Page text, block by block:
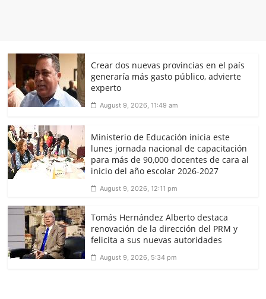
Crear dos nuevas provincias en el país
generaría más gasto público, advierte
experto
August 9, 2026, 11:49 am
Ministerio de Educación inicia este
lunes jornada nacional de capacitación
para más de 90,000 docentes de cara al
inicio del año escolar 2026-2027
August 9, 2026, 12:11 pm
Tomás Hernández Alberto destaca
renovación de la dirección del PRM y
felicita a sus nuevas autoridades
August 9, 2026, 5:34 pm